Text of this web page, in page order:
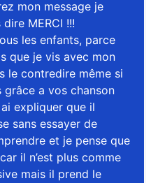
mon message je
MERCI !!!
les enfants, parce
que je vis avec mon
le contredire même si
grâce a vos chanson
expliquer que il
sans essayer de
et je pense que
il n’est plus comme
mais il prend le